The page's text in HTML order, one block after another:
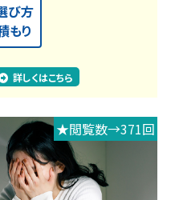
び方
もり
詳しくはこちら
★閲覧数→371回